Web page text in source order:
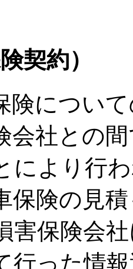
契約）
険につい
会社との
により行
保険の見
害保険会
行った情